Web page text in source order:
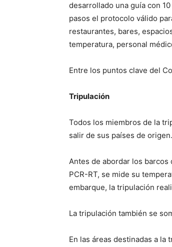
desarrollado una guía con
pasos el protocolo válido
restaurantes, bares,
temperatura, personal
Entre los puntos clave del
Tripulación
Todos los miembros de la
salir de sus países de origen.
Antes de abordar los
PCR-RT, se mide su
embarque, la tripulación
La tripulación también se
En las áreas destinadas a